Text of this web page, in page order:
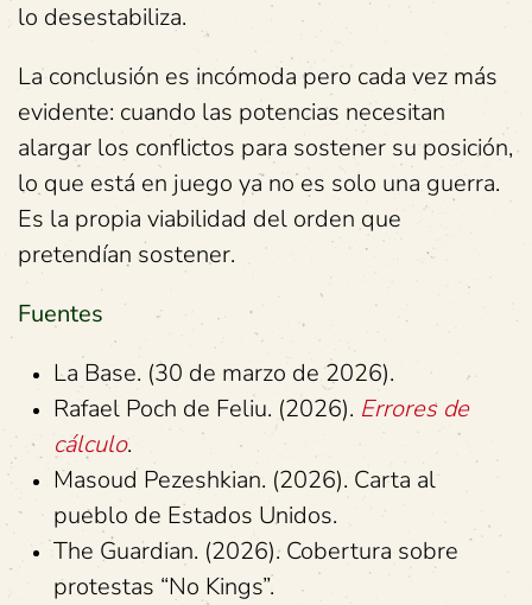
lo desestabiliza.
La conclusión es incómoda pero cada vez más
evidente: cuando las potencias necesitan
alargar los conflictos para sostener su posición,
lo que está en juego ya no es solo una guerra.
Es la propia viabilidad del orden que
pretendían sostener.
Fuentes
La Base. (30 de marzo de 2026).
Rafael Poch de Feliu. (2026). Errores de
cálculo.
Masoud Pezeshkian. (2026). Carta al
pueblo de Estados Unidos.
The Guardian. (2026). Cobertura sobre
protestas “No Kings”.